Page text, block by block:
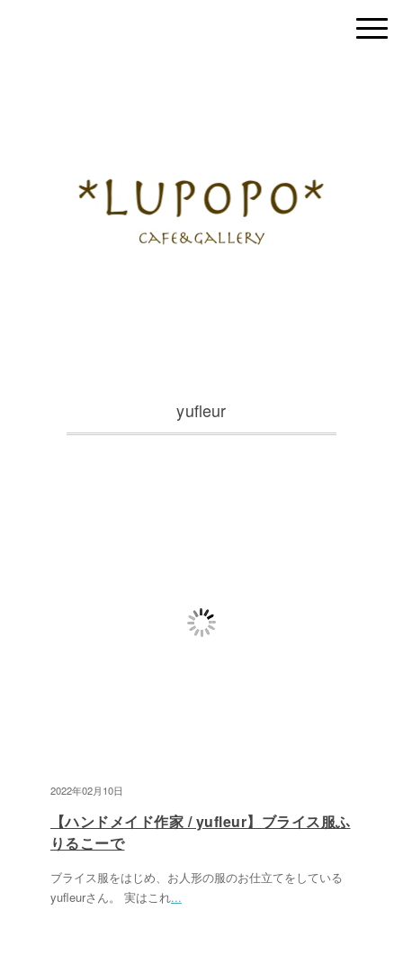
yufleur
2022年02月10日
【ハンドメイド作家 / yufleur】ブライス服ふ
りるこーで
ブライス服をはじめ、お人形の服のお仕立てをしている
yufleurさん。 実はこれ...